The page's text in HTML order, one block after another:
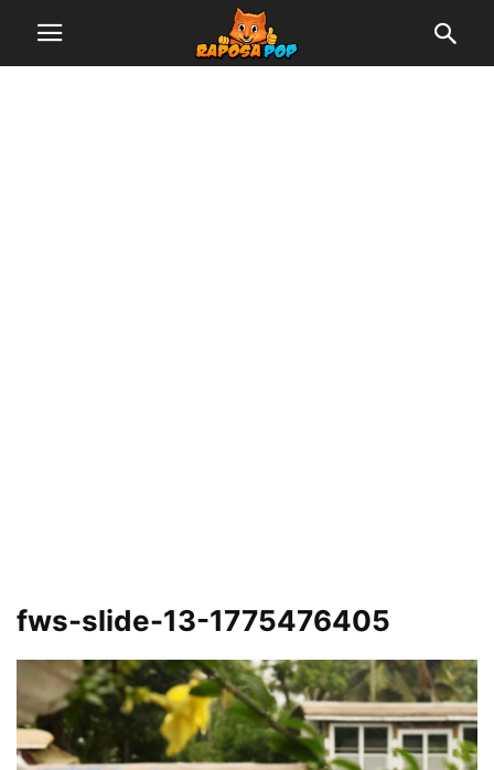
fws-slide-13-1775476405